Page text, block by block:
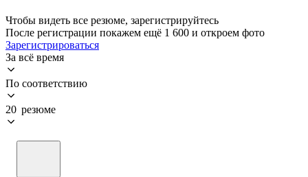
Чтобы видеть все резюме, зарегистрируйтесь
После регистрации покажем ещё 1 600 и откроем фото
Зарегистрироваться
За всё время
По соответствию
20 резюме